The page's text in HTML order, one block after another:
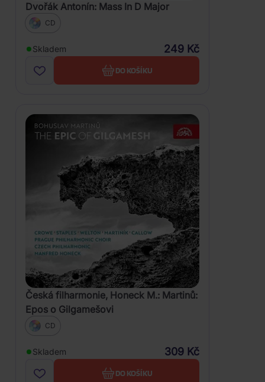
Dvořák Antonín: Mass In D Major
CD
Skladem 249 Kč
DO KOŠÍKU
Česká filharmonie, Honeck M.: Martinů:
Epos o Gilgamešovi
CD
Skladem 309 Kč
DO KOŠÍKU